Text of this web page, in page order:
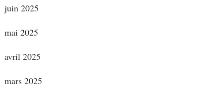
juin 2025
mai 2025
avril 2025
mars 2025